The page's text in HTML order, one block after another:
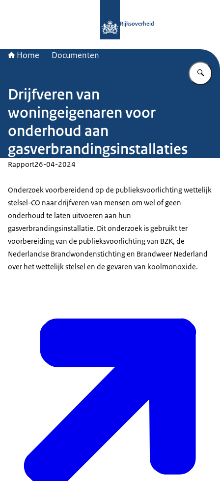
Rijksoverheid
Home Documenten
Drijfveren van
woningeigenaren voor
onderhoud aan
gasverbrandingsinstallaties
Rapport26-04-2024
Onderzoek voorbereidend op de publieksvoorlichting wettelijk
stelsel-CO naar drijfveren van mensen om wel of geen
onderhoud te laten uitvoeren aan hun
gasverbrandingsinstallatie. Dit onderzoek is gebruikt ter
voorbereiding van de publieksvoorlichting van BZK, de
Nederlandse Brandwondenstichting en Brandweer Nederland
over het wettelijk stelsel en de gevaren van koolmonoxide.